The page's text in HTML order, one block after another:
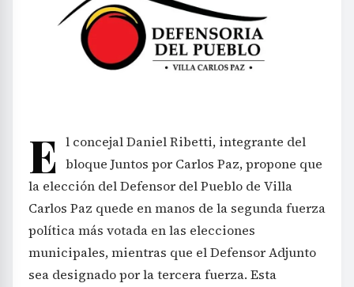
E l concejal Daniel Ribetti, integrante del
bloque Juntos por Carlos Paz, propone que
la elección del Defensor del Pueblo de Villa
Carlos Paz quede en manos de la segunda fuerza
política más votada en las elecciones
municipales, mientras que el Defensor Adjunto
sea designado por la tercera fuerza. Esta